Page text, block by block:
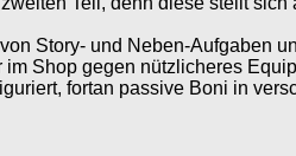
Story- und Neben-Aufgaben
Shop gegen nützlicheres
fortan passive Boni in